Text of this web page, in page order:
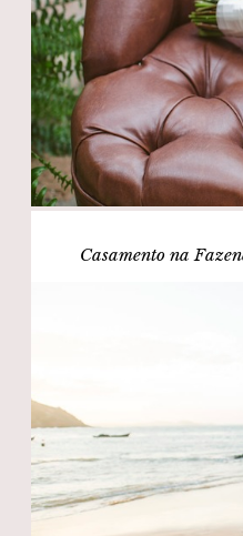
Casamento na